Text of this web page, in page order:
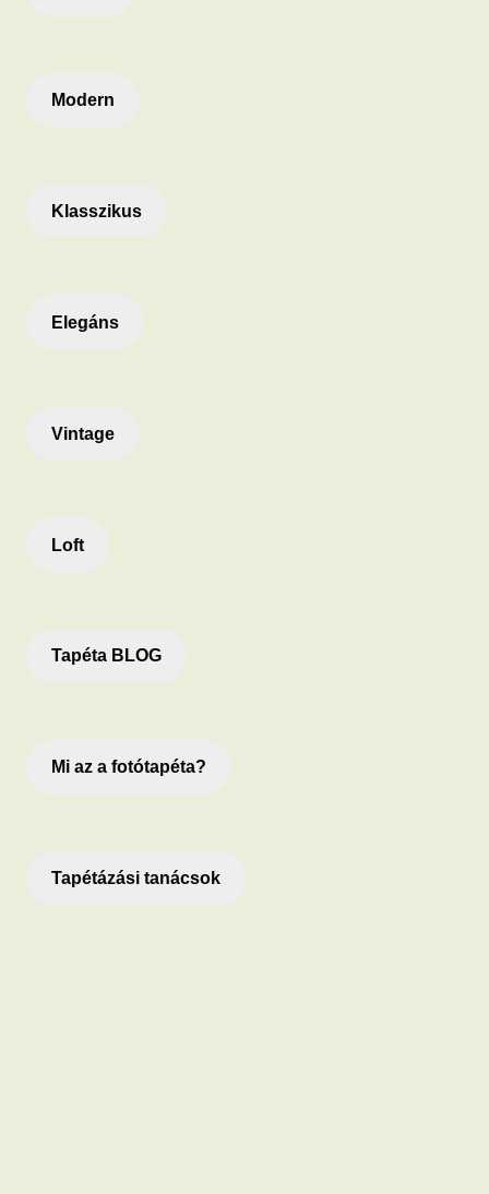
Modern
Klasszikus
Elegáns
Vintage
Loft
Tapéta BLOG
Mi az a fotótapéta?
Tapétázási tanácsok